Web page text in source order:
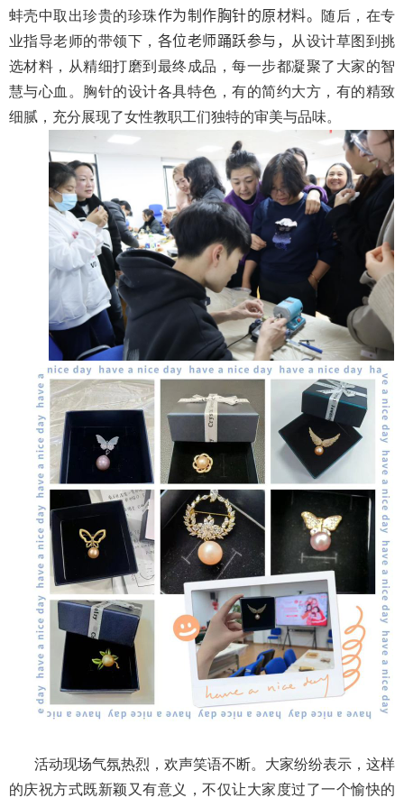
蚌壳中取出珍贵的珍珠作为制作胸针的原材料。
随后，在专
业指导老师的带领下， 各位老师踊跃参与，
从设计草图到挑
选材料，从精细打磨到最终成品，每一步都凝聚了大家的智
慧与心血。胸针的设计各具特色，有的简约大方，有的精致
细腻，充分展现了女性教职工们独特的审美与品味。
活动现场气氛热烈，欢声笑语不断。大家纷纷表示，这样
的庆祝方式既新颖又有意义，不仅让大家度过了一个愉快的